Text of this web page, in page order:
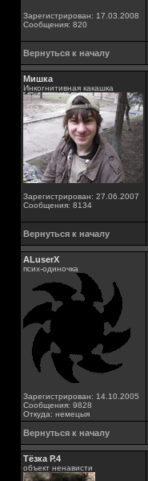
Зарегистрирован: 17.03.2008
Сообщения: 820
Вернуться к началу
Мишка
Инкогнитивная какашка
Зарегистрирован: 27.06.2007
Сообщения: 8134
Вернуться к началу
ALuserX
псих-одиночка
Зарегистрирован: 14.10.2005
Сообщения: 9828
Откуда: немецыя
Вернуться к началу
Тёзка Р.4
объект ненависти